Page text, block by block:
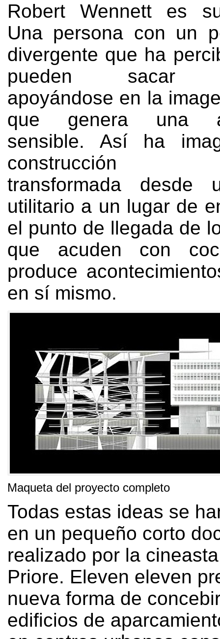
Robert Wennett es
Una persona con un
divergente que ha
pueden sacar
apoyándose en la
que genera una
sensible. Así ha
construcción
transformada desde
utilitario a un lugar de
el punto de llegada de
que acuden con
produce
en sí mismo.
Maqueta del proyecto completo
Todas estas ideas se
en un pequeño corto
realizado por la
Priore. Eleven eleven
nueva forma de
edificios de